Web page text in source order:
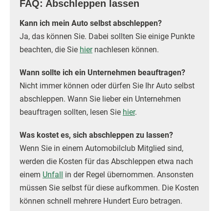
FAQ: Abschleppen lassen
Kann ich mein Auto selbst abschleppen?
Ja, das können Sie. Dabei sollten Sie einige Punkte
beachten, die Sie hiernachlesen können.
Wann sollte ich ein Unternehmen beauftragen?
Nicht immer können oder dürfen Sie Ihr Auto selbst
abschleppen. Wann Sie lieber ein Unternehmen
beauftragen sollten, lesen Sie hier.
Was kostet es, sich abschleppen zu lassen?
Wenn Sie in einem Automobilclub Mitglied sind,
werden die Kosten für das Abschleppen etwa nach
einem Unfall
in der Regel übernommen. Ansonsten
müssen Sie selbst für diese aufkommen. Die Kosten
können schnell mehrere Hundert Euro betragen.